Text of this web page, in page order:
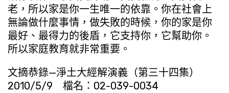
老，所以家是你一生唯一的依靠。你在社會上
無論做什麼事情，做失敗的時候，你的家是你
最好、最得力的後盾，它支持你，它幫助你。
所以家庭教育就非常重要。
文摘恭錄—淨土大經解演義（第三十四集）
2010/5/9 檔名：02-039-0034